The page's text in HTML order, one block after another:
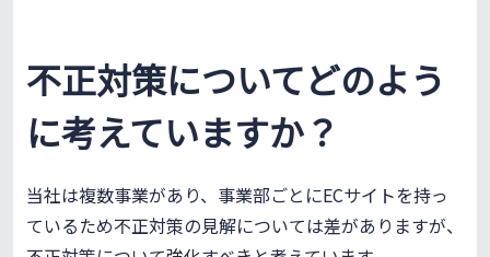
不正対策についてどのよう
に考えていますか？
当社は複数事業があり、事業部ごとにECサイトを持っ
ているため不正対策の見解については差がありますが、